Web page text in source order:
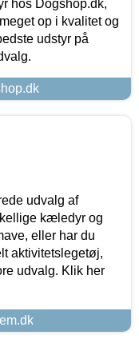
hos Dogshop.dk,
op i kvalitet og
udstyr på
udvalg af
kæledyr og
eller har du
aktivitetslegetøj,
udvalg. Klik her